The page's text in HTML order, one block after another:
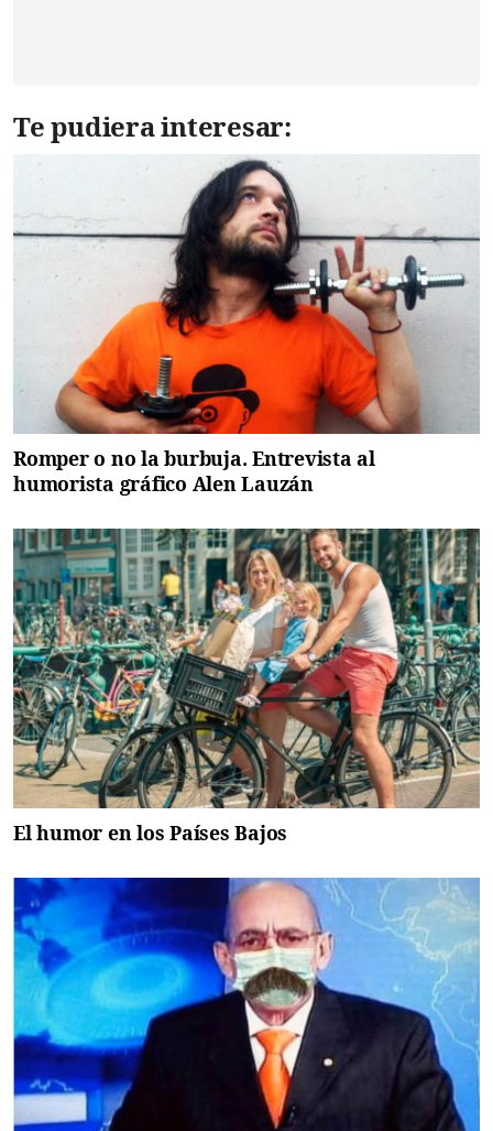
Te pudiera interesar:
Romper o no la burbuja. Entrevista al
humorista gráfico Alen Lauzán
El humor en los Países Bajos